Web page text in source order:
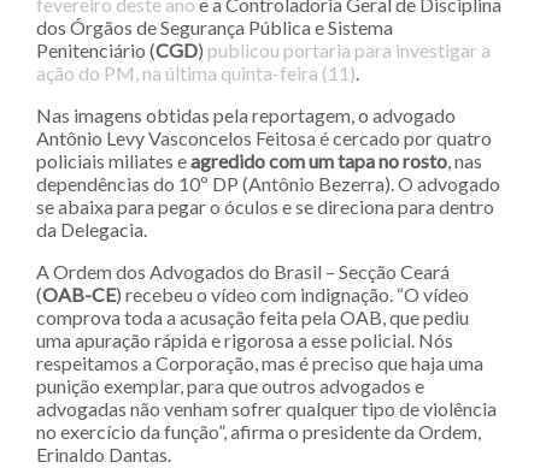
dos Órgãos de Segurança Pública e Sistema
Penitenciário (CGD) publicou portaria para investigar a
ação do PM, na última quinta-feira (11).
Nas imagens obtidas pela reportagem, o advogado
Antônio Levy Vasconcelos Feitosa é cercado por quatro
policiais miliates eagredido com um tapa no rosto, nas
dependências do 10º DP (Antônio Bezerra). O advogado
se abaixa para pegar o óculos e se direciona para dentro
da Delegacia.
A Ordem dos Advogados do Brasil – Secção Ceará
(OAB-CE) recebeu o vídeo com indignação. “O vídeo
comprova toda a acusação feita pela OAB, que pediu
uma apuração rápida e rigorosa a esse policial. Nós
respeitamos a Corporação, mas é preciso que haja uma
punição exemplar, para que outros advogados e
advogadas não venham sofrer qualquer tipo de violência
no exercício da função”, afirma o presidente da Ordem,
Erinaldo Dantas.